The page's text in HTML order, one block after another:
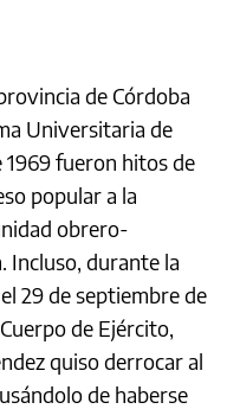
de Córdoba
Universitaria de
1969 fueron hitos de
popular a la
obrero-
Incluso, durante la
29 de septiembre de
de Ejército,
quiso derrocar al
de haberse